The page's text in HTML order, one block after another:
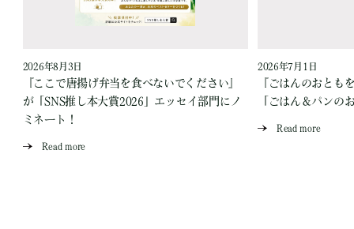
2026年8月3日
『ここで唐揚げ弁当を食べないでください』
が「SNS推し本大賞2026」エッセイ部門にノ
ミネート！
Read more
2026年7月1日
『ごはんのおとも
「ごはん＆パンの
Read more